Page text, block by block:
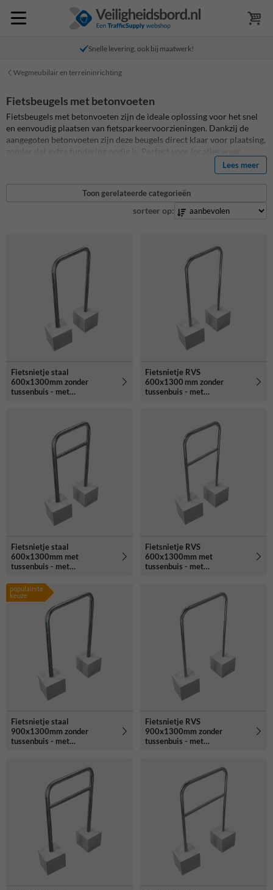
Snelle levering, ook bij maatwerk!
Wegmeubilair en terreininrichting
Fietsbeugels met betonvoeten
Fietsbeugels met betonvoeten zijn de ideale oplossing voor het snel
en eenvoudig plaatsen van fietsparkeervoorzieningen. Dankzij de
aangegoten betonvoeten zijn deze beugels direct klaar voor plaatsing,
zonder dat extra fundering nodig is. Perfect voor locaties waar
Lees meer
Toon gerelateerde categorieën
sorteer op:
Fietsnietje staal
600x1300mm zonder
tussenbuis - met
Fietsnietje RVS
600x1300 mm zonder
tussenbuis - met
Fietsnietje staal
600x1300mm met
tussenbuis - met
Fietsnietje RVS
600x1300mm met
tussenbuis - met
populairste
keuze
Fietsnietje staal
900x1300mm zonder
tussenbuis - met
Fietsnietje RVS
900x1300mm zonder
tussenbuis - met